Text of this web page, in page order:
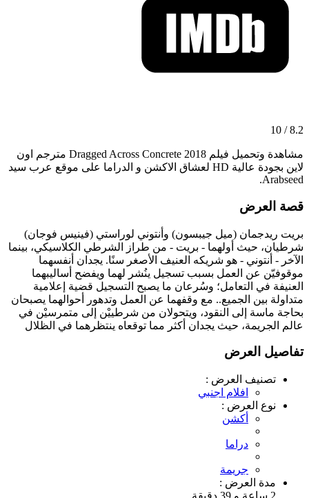
8.2 / 10
مشاهدة وتحميل فيلم Dragged Across Concrete 2018 مترجم اون
لاين بجودة عالية HD لعشاق الاكشن و الدراما على موقع عرب سيد
Arabseed.
قصة العرض
بريت ريدجمان (ميل جيبسون) وأنتوني لوراستي (فينيس فوجان)
شرطيان، حيث أولهما - بريت - من طراز الشرطي الكلاسيكي، بينما
الآخر - أنتوني - هو شريكه العنيف الأصغر سنًا. يجدان أنفسهما
موقوفيّن عن العمل بسبب تسجيل ينُشر لهما ويفضح أساليبهما
العنيفة في التعامل؛ وسُرعان ما يصبح التسجيل قضية إعلامية
متداولة بين الجميع.. مع وقفهما عن العمل وتدهور أحوالهما يصبحان
بحاجة ماسة إلى النقود، ويتحولان من شرطييْن إلى متمرسيْن في
عالم الجريمة، حيث يجدان أكثر مما توقعاه ينتظرهما في الظلال
تفاصيل العرض
تصنيف العرض :
افلام اجنبي
نوع العرض :
أكشن
دراما
جريمة
مدة العرض :